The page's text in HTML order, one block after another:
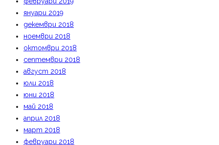
януари 2019
декември 2018
ноември 2018
октомври 2018
септември 2018
август 2018
юли 2018
юни 2018
май 2018
април 2018
март 2018
февруари 2018